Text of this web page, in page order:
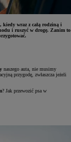
kiedy wraz z całą rodziną i
i ruszyć w drogę. Zanim to
naszego auta, nie musimy
przygodę, zwłaszcza jeżeli
? Jak przewozić psa w